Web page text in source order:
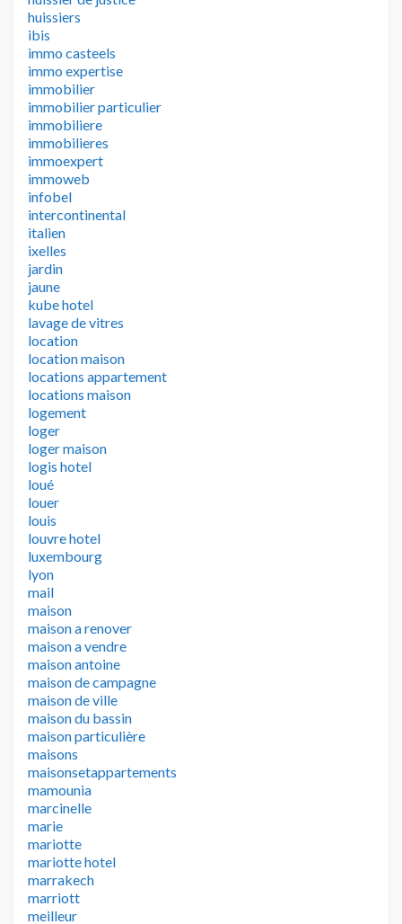
huissiers
ibis
immo casteels
immo expertise
immobilier
immobilier particulier
immobiliere
immobilieres
immoexpert
immoweb
infobel
intercontinental
italien
ixelles
jardin
jaune
kube hotel
lavage de vitres
location
location maison
locations appartement
locations maison
logement
loger
loger maison
logis hotel
loué
louer
louis
louvre hotel
luxembourg
lyon
mail
maison
maison a renover
maison a vendre
maison antoine
maison de campagne
maison de ville
maison du bassin
maison particulière
maisons
maisonsetappartements
mamounia
marcinelle
marie
mariotte
mariotte hotel
marrakech
marriott
meilleur